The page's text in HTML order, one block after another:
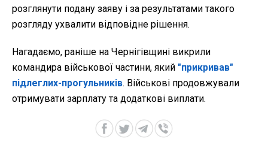
розглянути подану заяву і за результатами такого
розгляду ухвалити відповідне рішення.
Нагадаємо, раніше на Чернігівщині викрили
командира військової частини, який "прикривав"
підлеглих-прогульників. Військові продовжували
отримувати зарплату та додаткові виплати.